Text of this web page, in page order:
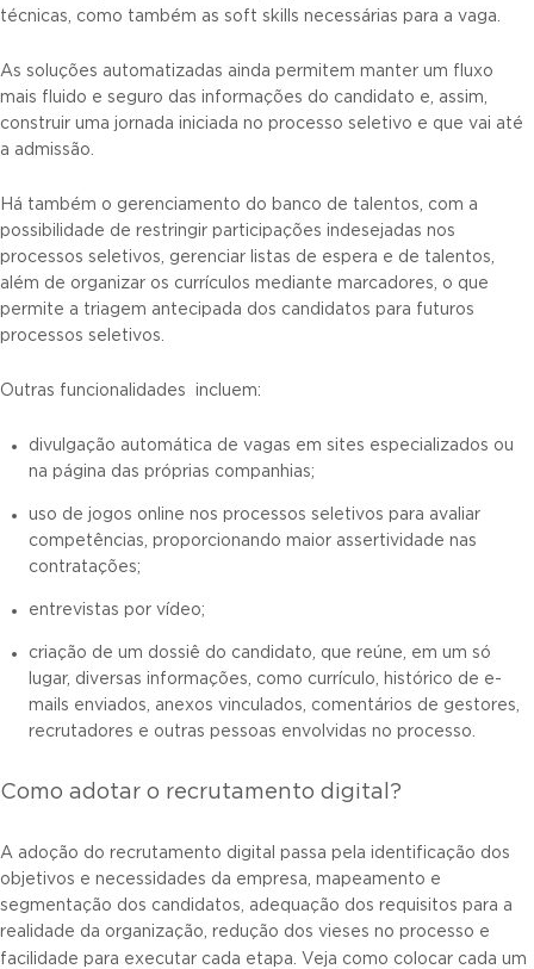
técnicas, como também as soft skills necessárias para a vaga.
As soluções automatizadas ainda permitem manter um fluxo
mais fluido e seguro das informações do candidato e, assim,
construir uma jornada iniciada no processo seletivo e que vai até
a admissão.
Há também o gerenciamento do banco de talentos, com a
possibilidade de restringir participações indesejadas nos
processos seletivos, gerenciar listas de espera e de talentos,
além de organizar os currículos mediante marcadores, o que
permite a triagem antecipada dos candidatos para futuros
processos seletivos.
Outras funcionalidades incluem:
divulgação automática de vagas em sites especializados ou
na página das próprias companhias;
uso de jogos online nos processos seletivos para avaliar
competências, proporcionando maior assertividade nas
contratações;
entrevistas por vídeo;
criação de um dossiê do candidato, que reúne, em um só
lugar, diversas informações, como currículo, histórico de e-
mails enviados, anexos vinculados, comentários de gestores,
recrutadores e outras pessoas envolvidas no processo.
Como adotar o recrutamento digital?
A adoção do recrutamento digital passa pela identificação dos
objetivos e necessidades da empresa, mapeamento e
segmentação dos candidatos, adequação dos requisitos para a
realidade da organização, redução dos vieses no processo e
facilidade para executar cada etapa.
Veja como colocar cada um